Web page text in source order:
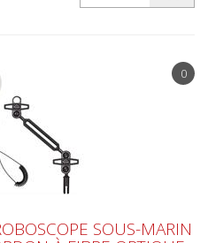
0
SOUS-MARIN